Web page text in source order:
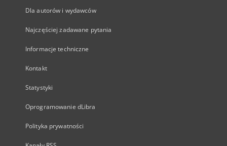
Dla autorów i wydawców
Najczęściej zadawane pytania
Informacje techniczne
Kontakt
Statystyki
Oprogramowanie dLibra
Polityka prywatności